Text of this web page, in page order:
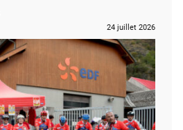
24 juillet 2026